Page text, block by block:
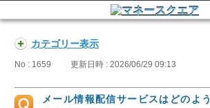
カテゴリー表示
No : 1659 更新日時 : 2026/06/29 09:13
メール情報配信サービスはどのよ